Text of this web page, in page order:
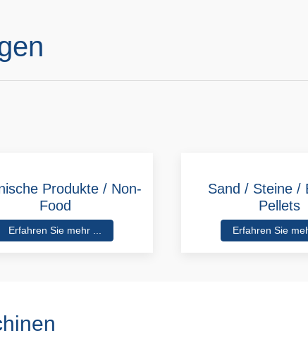
Produkte / Non-
Food
Erfahren Sie mehr ...
Sand / Steine /
Pellets
Erfahren Sie